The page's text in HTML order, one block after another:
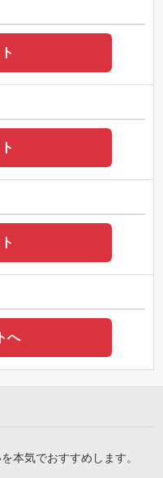
へ
本気でおすすめします。